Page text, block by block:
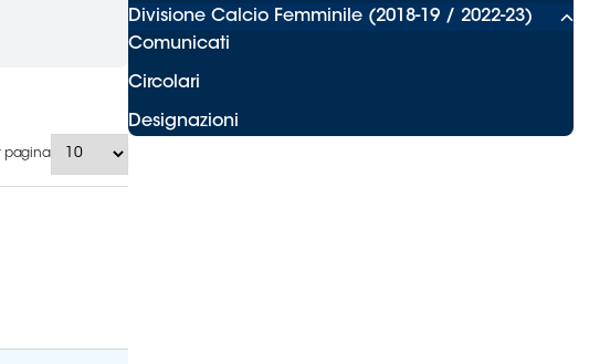
pagina
Divisione Calcio Femminile (2018-19 / 2022-23)
Comunicati
Circolari
Designazioni